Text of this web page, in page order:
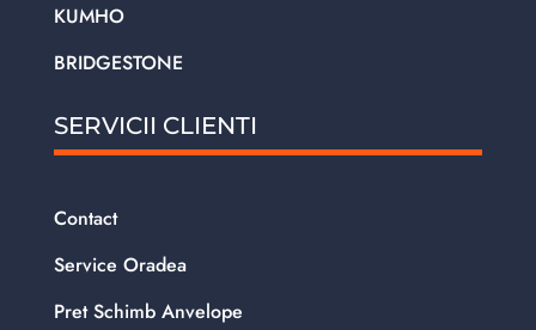
KUMHO
BRIDGESTONE
SERVICII CLIENTI
Contact
Service Oradea
Pret Schimb Anvelope